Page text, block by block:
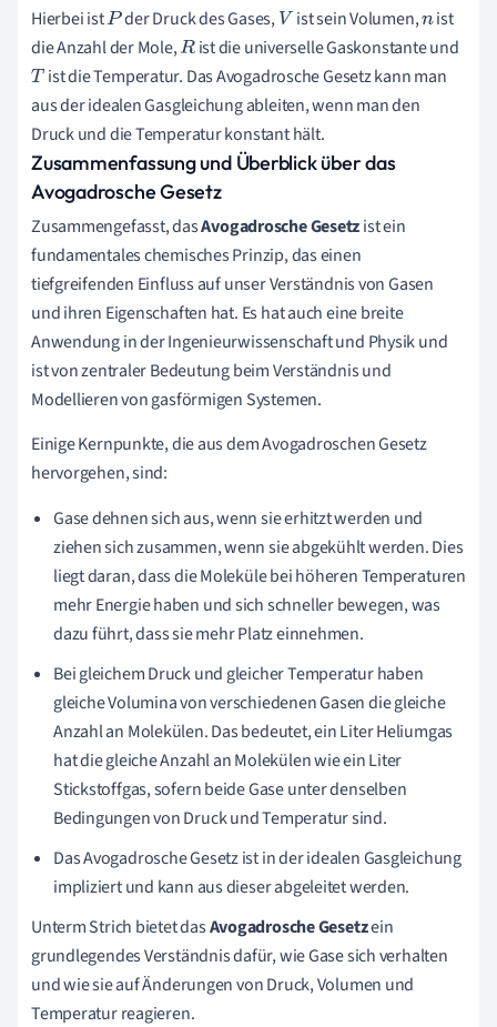
Hierbei istP der Druck des Gases, V ist sein Volumen,nist
die Anzahl der Mole,R ist die universelle Gaskonstante und
T ist die Temperatur. Das Avogadrosche Gesetz kann man
aus der idealen Gasgleichung ableiten, wenn man den
Druck und die Temperatur konstant hält.
Zusammenfassung und Überblick über das
Avogadrosche Gesetz
Zusammengefasst, dasAvogadrosche Gesetzist ein
fundamentales chemisches Prinzip, das einen
tiefgreifenden Einfluss auf unser Verständnis von Gasen
und ihren Eigenschaften hat. Es hat auch eine breite
Anwendung in der Ingenieurwissenschaft und Physik und
ist von zentraler Bedeutung beim Verständnis und
Modellieren von gasförmigen Systemen.
Einige Kernpunkte, die aus dem Avogadroschen Gesetz
hervorgehen, sind:
Gase dehnen sich aus, wenn sie erhitzt werden und
ziehen sich zusammen, wenn sie abgekühlt werden. Dies
liegt daran, dass die Moleküle bei höheren Temperaturen
mehr Energie haben und sich schneller bewegen, was
dazu führt, dass sie mehr Platz einnehmen.
Bei gleichem Druck und gleicher Temperatur haben
gleiche Volumina von verschiedenen Gasen die gleiche
Anzahl an Molekülen. Das bedeutet, ein Liter Heliumgas
hat die gleiche Anzahl an Molekülen wie ein Liter
Stickstoffgas, sofern beide Gase unter denselben
Bedingungen von Druck und Temperatur sind.
Das Avogadrosche Gesetz ist in der idealen Gasgleichung
impliziert und kann aus dieser abgeleitet werden.
Unterm Strich bietet dasAvogadrosche Gesetzein
grundlegendes Verständnis dafür, wie Gase sich verhalten
und wie sie auf Änderungen von Druck, Volumen und
Temperatur reagieren.